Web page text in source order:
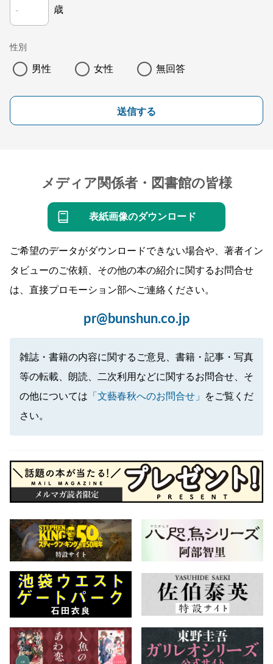
歳
性別
男性 女性 無回答
送信する
メディア関係者・図書館の皆様
表紙画像のダウンロード
ご希望のデータがダウンロードできない場合や、著者イン
タビューのご依頼、その他の本の紹介に関するお問合せ
は、直接プロモーション部へご連絡ください。
pr@bunshun.co.jp
雑誌・書籍の内容に関するご意見、書籍・記事・写真
等の転載、朗読、二次利用などに関するお問合せ、そ
の他については 「文藝春秋へのお問合せ」
をご覧くだ
さい。